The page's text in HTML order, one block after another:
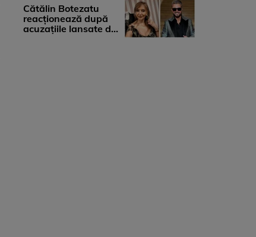
Cătălin Botezatu
reacționează după
acuzațiile lansate de